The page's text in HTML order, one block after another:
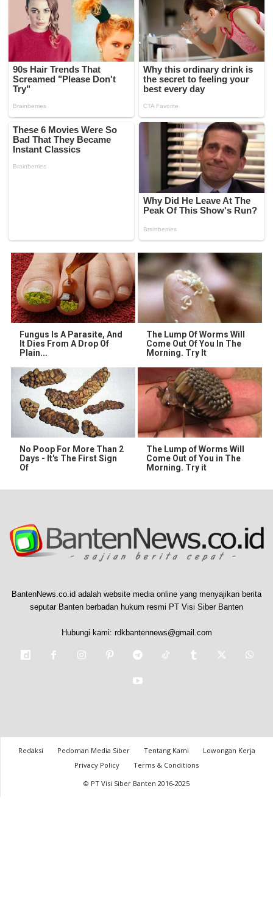
Fungus Is A Parasite, And
It Dies From A Drop Of
Plain...
The Lump Of Worms Will
Come Out Of You In The
Morning. Try It
No Poop For More Than 2
Days - It's The First Sign
Of
The Lump of Worms Will
Come Out of You in The
Morning. Try it
BantenNews.co.id adalah website media online yang menyajikan berita
seputar Banten berbadan hukum resmi PT Visi Siber Banten
Hubungi kami: rdkbantennews@gmail.com
Redaksi Pedoman Media Siber Tentang Kami
Lowongan Kerja
Privacy Policy
Terms & Conditions
© PT Visi Siber Banten 2016-2025